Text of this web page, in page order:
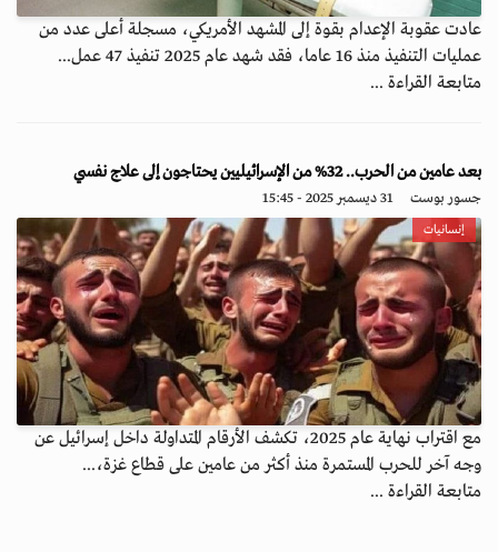
عادت عقوبة الإعدام بقوة إلى المشهد الأمريكي، مسجلة أعلى عدد من
عمليات التنفيذ منذ 16 عاما، فقد شهد عام 2025 تنفيذ 47 عمل...
متابعة القراءة ...
بعد عامين من الحرب.. 32% من الإسرائيليين يحتاجون إلى علاج نفسي
جسور بوست 31 ديسمبر 2025 - 15:45
إنسانيات
مع اقتراب نهاية عام 2025، تكشف الأرقام المتداولة داخل إسرائيل عن
وجه آخر للحرب المستمرة منذ أكثر من عامين على قطاع غزة،...
متابعة القراءة ...